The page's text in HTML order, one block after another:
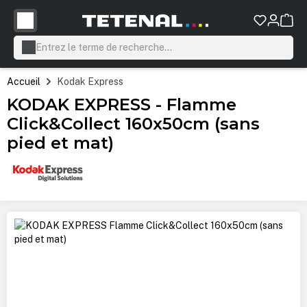
principal
Accueil Kodak Express
KODAK EXPRESS - Flamme
Click&Collect 160x50cm (sans
pied et mat)
Ignorer la galerie d'images